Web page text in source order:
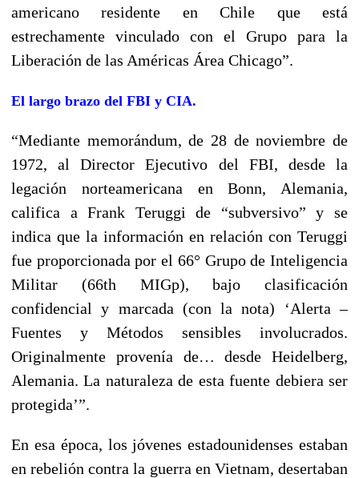
americano residente en Chile que está
estrechamente vinculado con el Grupo para la
Liberación de las Américas Área Chicago”.
El largo brazo del FBI y CIA.
“Mediante memorándum, de 28 de noviembre de
1972, al Director Ejecutivo del FBI, desde la
legación norteamericana en Bonn, Alemania,
califica a Frank Teruggi de “subversivo” y se
indica que la información en relación con Teruggi
fue proporcionada por el 66° Grupo de Inteligencia
Militar (66th MIGp), bajo clasificación
confidencial y marcada (con la nota) ‘Alerta –
Fuentes y Métodos sensibles involucrados.
Originalmente provenía de… desde Heidelberg,
Alemania. La naturaleza de esta fuente debiera ser
protegida’”.
En esa época, los jóvenes estadounidenses estaban
en rebelión contra la guerra en Vietnam, desertaban